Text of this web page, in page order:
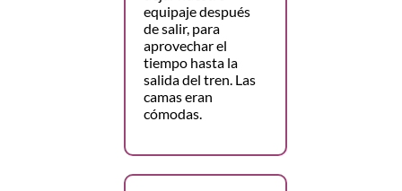
equipaje después
de salir, para
aprovechar el
tiempo hasta la
salida del tren. Las
camas eran
cómodas.